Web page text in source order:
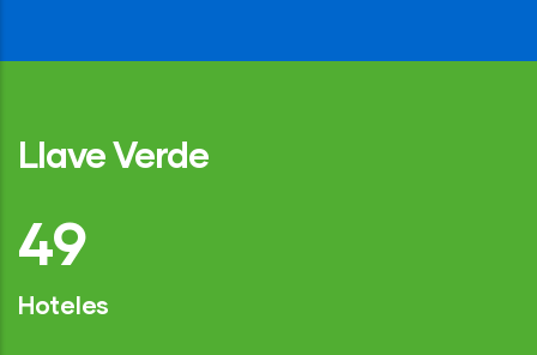
Llave Verde
75
Hoteles